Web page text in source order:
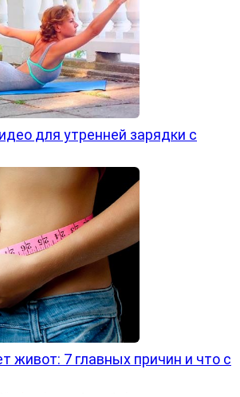
для утренней зарядки с
живот: 7 главных причин и что с